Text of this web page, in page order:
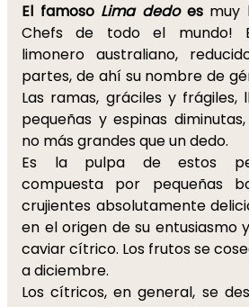
El famosoLima dedoes muy
Chefs de todo el mundo!
limonero australiano,
partes, de ahí su nombre de
Las ramas, gráciles y frágiles,
pequeñas y espinas
no más grandes que un dedo.
Es la pulpa de estos
compuesta por pequeñas
crujientes absolutamente
en el origen de su entusiasmo
caviar cítrico. Los frutos se
a diciembre.
Los cítricos, en general, se